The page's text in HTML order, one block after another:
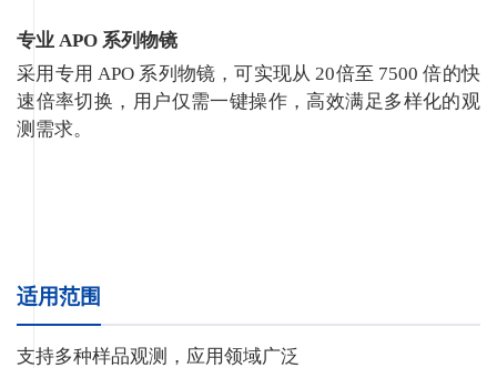
专业 APO 系列物镜
采用专用 APO 系列物镜，可实现从 20倍至 7500 倍的快
速倍率切换，用户仅需一键操作，高效满足多样化的观
测需求。
适用范围
支持多种样品观测，应用领域广泛